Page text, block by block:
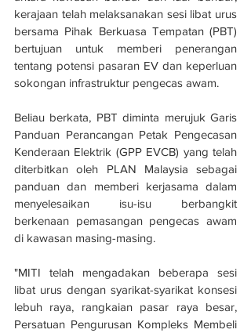
kerajaan telah melaksanakan sesi libat urus
bersama Pihak Berkuasa Tempatan (PBT)
bertujuan untuk memberi penerangan
tentang potensi pasaran EV dan keperluan
sokongan infrastruktur pengecas awam.
Beliau berkata, PBT diminta merujuk Garis
Panduan Perancangan Petak Pengecasan
Kenderaan Elektrik (GPP EVCB) yang telah
diterbitkan oleh PLAN Malaysia sebagai
panduan dan memberi kerjasama dalam
menyelesaikan isu-isu berbangkit
berkenaan pemasangan pengecas awam
di kawasan masing-masing.
"MITI telah mengadakan beberapa sesi
libat urus dengan syarikat-syarikat konsesi
lebuh raya, rangkaian pasar raya besar,
Persatuan Pengurusan Kompleks Membeli